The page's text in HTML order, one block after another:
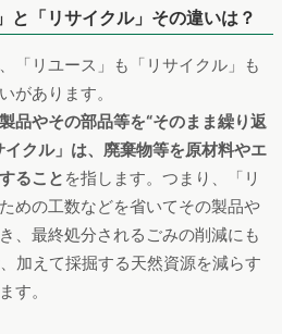
と「リサイクル」その違いは？
「リユース」も「リサイクル」も
があります。
品やその部品等を“そのまま繰り返
イクル」は、廃棄物等を原材料やエ
ること を指します。つまり、「リ
めの工数などを省いてその製品や
、最終処分されるごみの削減にも
加えて採掘する天然資源を減らす
す。